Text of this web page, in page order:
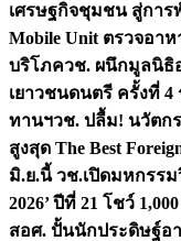
เศรษฐกิจชุมชน สู่กา
Mobile Unit ตรวจอา
บริโภควช. ผนึกมูลนิธิ
เยาวชนดนตรี ครั้งที่
ทานฯวช. ปลื้ม! นวัตก
สูงสุด The Best
มิ.ย.นี้ วช.เปิดมหกรรม
2026’ ปีที่ 21 โชว์
สอศ. ปั้นนักประดิษฐ์อ